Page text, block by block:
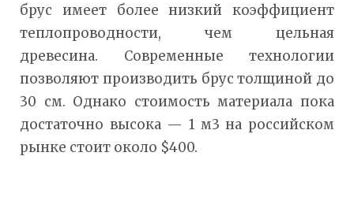
брус имеет более низкий коэффициент
теплопроводности, чем цельная
древесина. Современные технологии
позволяют производить брус толщиной до
30 см. Однако стоимость материала пока
достаточно высока — 1 м3 на российском
рынке стоит около $400.